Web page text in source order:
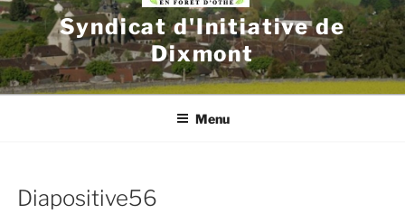
Syndicat d'Initiative de
Dixmont
Menu
Diapositive56